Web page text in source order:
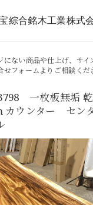
綜合銘木工業株式
にない商品や仕上げ、サ
せフォームよりご相談くだ
一枚板無垢
カウンター セン